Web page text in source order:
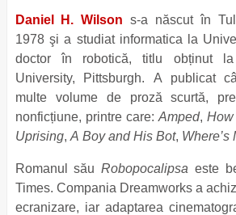
Daniel H. Wilson s-a născut în
1978 şi a studiat informatica la
doctor în robotică, titlu obținut la
University, Pittsburgh. A publicat
multe volume de proză scurtă,
nonficțiune, printre care: Amped,
Uprising, A Boy and His Bot, Where’s
Romanul său Robopocalipsa este
Times. Compania Dreamworks a
ecranizare, iar adaptarea